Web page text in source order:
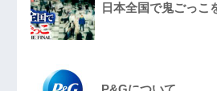
日本全国で鬼ごっこ